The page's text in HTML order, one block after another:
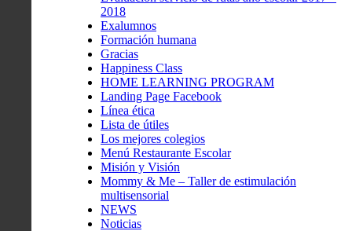
2018
Exalumnos
Formación humana
Gracias
Happiness Class
HOME LEARNING PROGRAM
Landing Page Facebook
Línea ética
Lista de útiles
Los mejores colegios
Menú Restaurante Escolar
Misión y Visión
Mommy & Me – Taller de estimulación
multisensorial
NEWS
Noticias